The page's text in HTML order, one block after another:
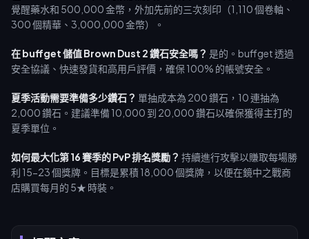
覺醒藥水和 500,000 金幣，外加先前的三次刻印（1,110 個卷軸、
300 個精華、3,000,000 金幣）。
在 buffget 儲值 Brown Dust 2 鑽石安全嗎？ 是的。buffget 透過
安全協議、快速發貨和高用戶評價，確保 100% 的帳號安全。
夏季活動需要準備多少鑽石？ 單抽成本為 200 鑽石，10 連抽為
2,000 鑽石。建議準備 10,000 到 20,000 鑽石以確保獲得主打的
夏季單位。
如何最大化第 16 賽季的 PvP 排名獎勵？ 持續進行攻擊以賺取每場勝
利 15-23 個獎牌。目標是累積 18,000 個獎牌，以便在鏡中之戰商
店購買每月的 5★ 時裝。